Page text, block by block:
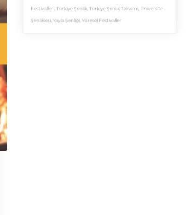
Festivalleri ,Türkiye Şenlik ,Türkiye Şenlik Takvimi Üniversite
Şenlikleri ,Yayla Şenliği ,Yöresel Festivaller